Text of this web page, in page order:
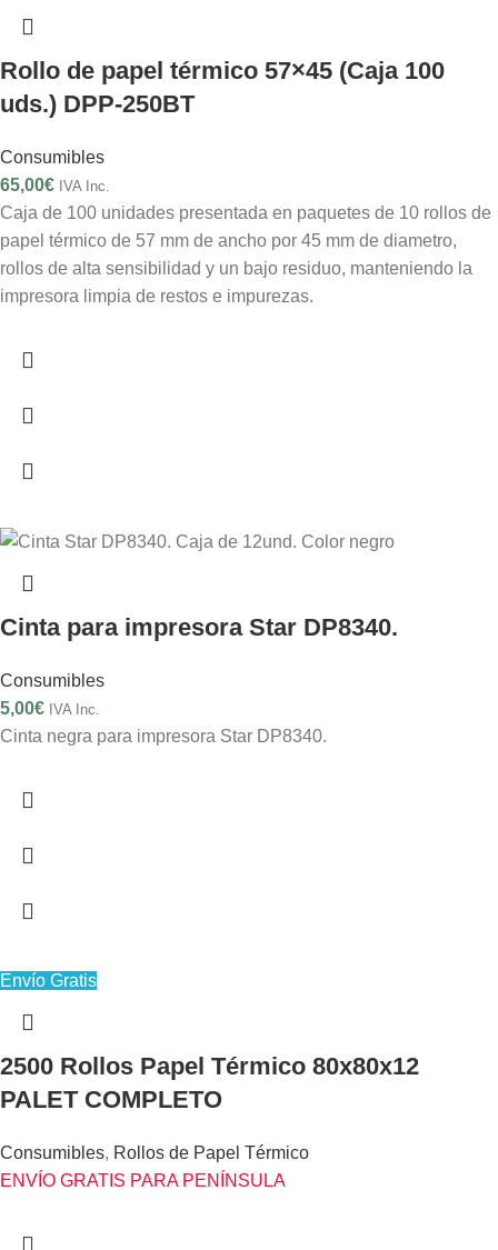
Rollo de papel térmico 57×45 (Caja 100
uds.) DPP-250BT
Consumibles
65,00€ IVA Inc.
Caja de 100 unidades presentada en paquetes de 10 rollos de
papel térmico de 57 mm de ancho por 45 mm de diametro,
rollos de alta sensibilidad y un bajo residuo, manteniendo la
impresora limpia de restos e impurezas.
Cinta para impresora Star DP8340.
Consumibles
5,00€ IVA Inc.
Cinta negra para impresora Star DP8340.
Envío Gratis
2500 Rollos Papel Térmico 80x80x12
PALET COMPLETO
Consumibles, Rollos de Papel Térmico
ENVÍO GRATIS PARA PENÍNSULA